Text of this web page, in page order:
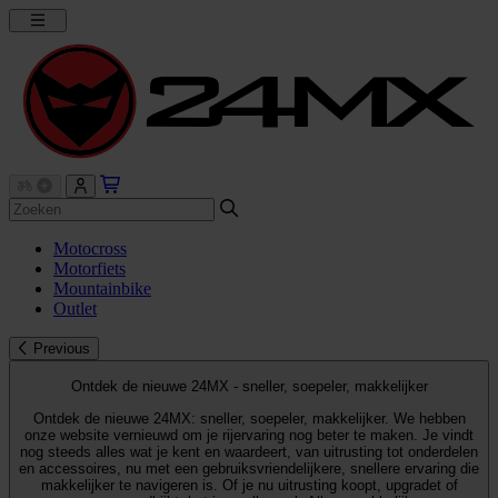
Motocross
Motorfiets
Mountainbike
Outlet
Previous
Ontdek de nieuwe 24MX - sneller, soepeler, makkelijker
Ontdek de nieuwe 24MX: sneller, soepeler, makkelijker. We hebben
onze website vernieuwd om je rijervaring nog beter te maken. Je vindt
nog steeds alles wat je kent en waardeert, van uitrusting tot onderdelen
en accessoires, nu met een gebruiksvriendelijkere, snellere ervaring die
makkelijker te navigeren is. Of je nu uitrusting koopt, upgradet of